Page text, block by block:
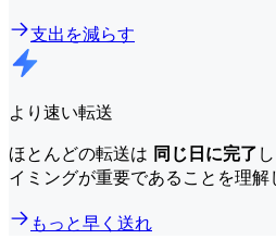
支出を減らす
より速い転送
ほとんどの転送は 同じ日に完了
イミングが重要であることを理解
もっと早く送れ